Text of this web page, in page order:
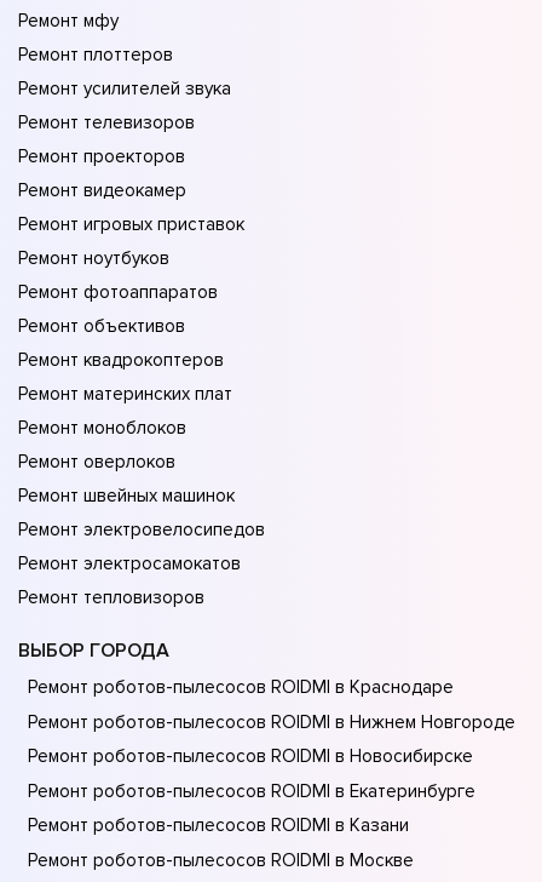
Ремонт мфу
Ремонт плоттеров
Ремонт усилителей звука
Ремонт телевизоров
Ремонт проекторов
Ремонт видеокамер
Ремонт игровых приставок
Ремонт ноутбуков
Ремонт фотоаппаратов
Ремонт объективов
Ремонт квадрокоптеров
Ремонт материнских плат
Ремонт моноблоков
Ремонт оверлоков
Ремонт швейных машинок
Ремонт электровелосипедов
Ремонт электросамокатов
Ремонт тепловизоров
ВЫБОР ГОРОДА
Ремонт роботов-пылесосов ROIDMI в Краснодаре
Ремонт роботов-пылесосов ROIDMI в Нижнем Новгороде
Ремонт роботов-пылесосов ROIDMI в Новосибирске
Ремонт роботов-пылесосов ROIDMI в Екатеринбурге
Ремонт роботов-пылесосов ROIDMI в Казани
Ремонт роботов-пылесосов ROIDMI в Москве